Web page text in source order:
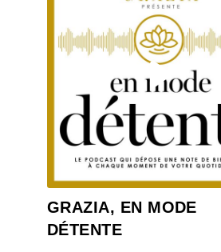
GRAZIA, EN MODE
DÉTENTE